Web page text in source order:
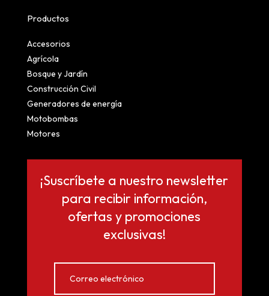
Productos
Accesorios
Agrícola
Bosque y Jardín
Construcción Civil
Generadores de energía
Motobombas
Motores
¡Suscríbete a nuestro newsletter
para recibir información,
ofertas y promociones
exclusivas!